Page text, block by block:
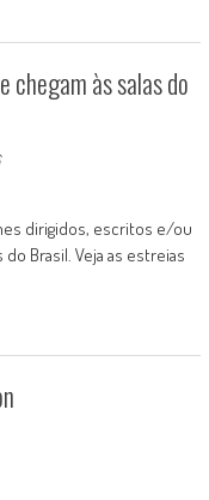
chegam às salas do
dirigidos, escritos e/ou
Brasil. Veja as estreias